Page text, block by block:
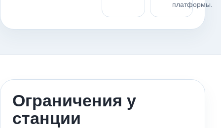
платформы.
Ограничения у
станции